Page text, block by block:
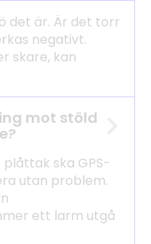
det är. Är det torr
negativt.
skare, kan
mot stöld
ska GPS-
utan problem.
ett larm utgå